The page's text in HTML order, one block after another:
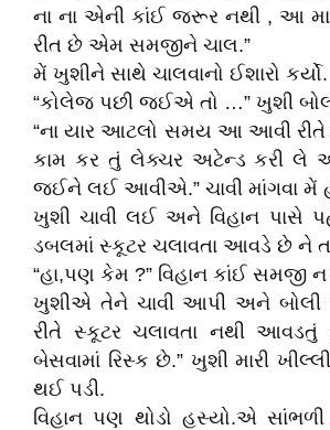
ના ના એની કાંઈ જરૂર નથી , આ
રીત છે એમ સમજીને ચાલ.”
મેં ખુશીને સાથે ચાલવાનો ઈશારો કર્યો.
“કોલેજ પછી જઈએ તો …” ખુશી
“ના યાર આટલો સમય આ આવી રીતે
કામ કર તું લેક્ચર અટેન્ડ કરી લે
જઈને લઈ આવીએ.” ચાવી માંગવા મેં
ખુશી ચાવી લઈ અને વિહાન પાસે
ડબલમાં સ્કૂટર ચલાવતા આવડે છે ને
“હા,પણ કેમ ?” વિહાન કાંઈ સમજી
ખુશીએ તેને ચાવી આપી અને બોલી
રીતે સ્કૂટર ચલાવતા નથી આવડતું
બેસવામાં રિસ્ક છે.” ખુશી મારી
થઈ પડી.
વિહાન પણ થોડો હસ્યો.એ